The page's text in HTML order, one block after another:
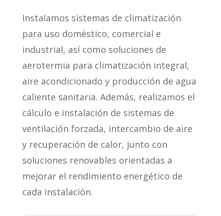
Instalamos sistemas de climatización
para uso doméstico, comercial e
industrial, así como soluciones de
aerotermia para climatización integral,
aire acondicionado y producción de agua
caliente sanitaria. Además, realizamos el
cálculo e instalación de sistemas de
ventilación forzada, intercambio de aire
y recuperación de calor, junto con
soluciones renovables orientadas a
mejorar el rendimiento energético de
cada instalación.